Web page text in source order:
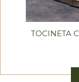
TOCINETA